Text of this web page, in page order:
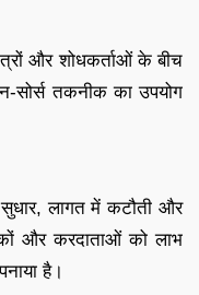
और शोधकर्ताओं के बीच
सोर्स तकनीक का उपयोग
सुधार, लागत में कटौती और
और करदाताओं को लाभ
है।